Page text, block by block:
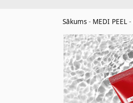
Sākums - MEDI PEEL -